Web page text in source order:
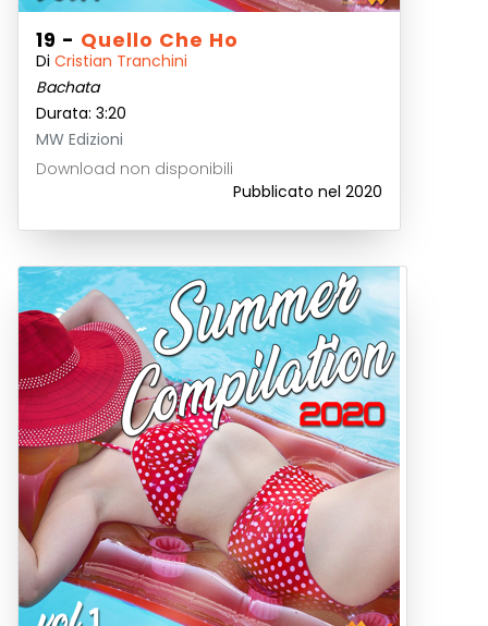
19 - Quello Che Ho
Di Cristian Tranchini
Bachata
Durata: 3:20
MW Edizioni
Download non disponibili
Pubblicato nel 2020